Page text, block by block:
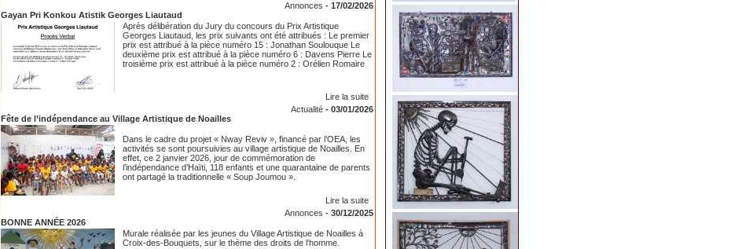
Annonces - 17/02/2026
Gayan Pri Konkou Atistik Georges Liautaud
Après délibération du Jury du concours du Prix Artistique
Georges Liautaud, les prix suivants ont été attribués : Le premier
prix est attribué à la pièce numéro 15 : Jonathan Soulouque Le
deuxième prix est attribué à la pièce numéro 6 : Davens Pierre Le
troisième prix est attribué à la pièce numéro 2 : Orélien Romaire
Lire la suite
Actualité - 03/01/2026
Fête de l’indépendance au Village Artistique de Noailles
Dans le cadre du projet « Nway Reviv », financé par l’OEA, les
activités se sont poursuivies au village artistique de Noailles. En
effet, ce 2 janvier 2026, jour de commémoration de
l’indépendance d’Haïti, 118 enfants et une quarantaine de parents
ont partagé la traditionnelle « Soup Joumou ».
Lire la suite
Annonces - 30/12/2025
BONNE ANNÉE 2026
Murale réalisée par les jeunes du Village Artistique de Noailles à
Croix-des-Bouquets, sur le thème des droits de l'homme.